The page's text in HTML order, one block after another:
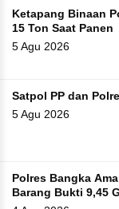
Ketapang Binaan
15 Ton Saat Panen
5 Agu 2026
Satpol PP dan
5 Agu 2026
Polres Bangka
Barang Bukti 9,45